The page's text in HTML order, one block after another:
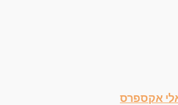
אקספרס